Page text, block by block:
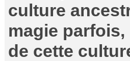
culture
magie parfois,
de cette